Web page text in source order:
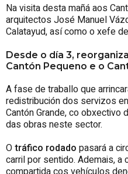
Na visita desta mañá aos
arquitectos José Manuel
Calatayud, así como o xefe
Desde o día 3,
Cantón Pequeno e o
A fase de traballo que
redistribución dos servizos
Cantón Grande, co
das obras neste sector.
Otráfico rodado pasará a
carril por sentido. Ademais,